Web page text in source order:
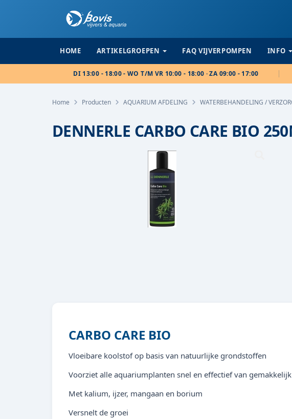
HOME ARTIKELGROEPEN FAQ VIJVERPOMPEN INFO
DI 13:00 - 18:00 - WO T/M VR 10:00 - 18:00 · ZA 09:00 - 17:00
Home Producten AQUARIUM AFDELING WATERBEHANDELING /
DENNERLE CARBO CARE BIO
CARBO CARE BIO
Vloeibare koolstof op basis van natuurlijke grondstoffen
Voorziet alle aquariumplanten snel en effectief van
Met kalium, ijzer, mangaan en borium
Versnelt de groei